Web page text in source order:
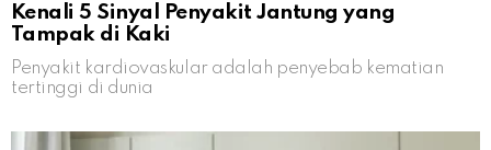
Kenali 5 Sinyal Penyakit Jantung yang
Tampak di Kaki
Penyakit kardiovaskular adalah penyebab kematian
tertinggi di dunia